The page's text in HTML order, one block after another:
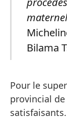
Bilama
Pour le
provincial de
satisfaisants.